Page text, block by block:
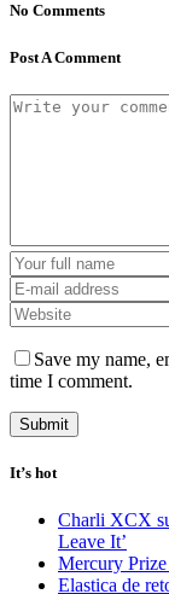
No Comments
Post A Comment
Save my name,
time I comment.
It’s hot
Charli XCX
Leave It’
Mercury
Elastica de